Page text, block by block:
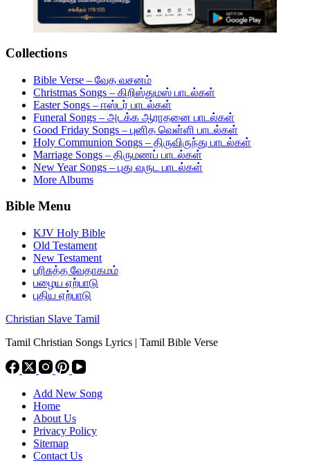
Collections
Bible Verse – வேத வசனம்
Christmas Songs – கிறிஸ்துமஸ் பாடல்கள்
Easter Songs – ஈஸ்டர் பாடல்கள்
Funeral Songs – அடக்க ஆராதனை பாடல்கள்
Good Friday Songs – புனித வெள்ளி பாடல்கள்
Holy Communion Songs – திருவிருந்து பாடல்கள்
Marriage Songs – திருமணப் பாடல்கள்
New Year Songs – புது வருட பாடல்கள்
More Albums
Bible Menu
KJV Holy Bible
Old Testament
New Testament
பரிசுத்த வேதாகமம்
பழைய ஏற்பாடு
புதிய ஏற்பாடு
Christian Slave Tamil
Tamil Christian Songs Lyrics | Tamil Bible Verse
Add New Song
Home
About Us
Privacy Policy
Sitemap
Contact Us